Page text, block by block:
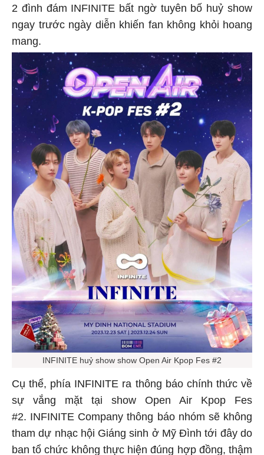
2 đình đám INFINITE bất ngờ tuyên bố huỷ show
ngay trước ngày diễn khiến fan không khỏi hoang
mang.
INFINITE huỷ show show Open Air Kpop Fes #2
Cụ thể, phía INFINITE ra thông báo chính thức về
sự vắng mặt tại show Open Air Kpop Fes
#2. INFINITE Company thông báo nhóm sẽ không
tham dự nhạc hội Giáng sinh ở Mỹ Đình tới đây do
ban tổ chức không thực hiện đúng hợp đồng, thậm